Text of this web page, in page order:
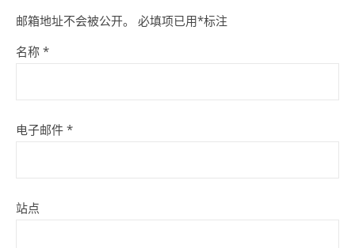
邮箱地址不会被公开。 必填项已用*标注
名称 *
电子邮件 *
站点